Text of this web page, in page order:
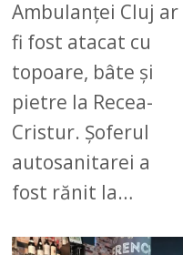
Ambulanței Cluj ar
fi fost atacat cu
topoare, bâte și
pietre la Recea-
Cristur. Șoferul
autosanitarei a
fost rănit la…